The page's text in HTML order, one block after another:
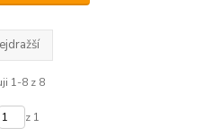
1-8 z 8
z 1